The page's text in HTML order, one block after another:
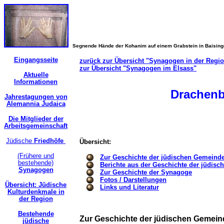
Segnende Hände der Kohanim auf einem Grabstein in
Eingangsseite
Aktuelle
Informationen
Jahrestagungen von
Alemannia Judaica
Die Mitglieder der
Arbeitsgemeinschaft
Jüdische Friedhöfe
(Frühere und
bestehende)
Synagogen
Übersicht: Jüdische
Kulturdenkmale in
der Region
Bestehende
jüdische
zurück zur Übersicht "Synagogen in der
zur Übersicht "Synagogen im Elsass"
Übersicht:
Zur Geschichte der jüdischen
Berichte aus der Geschichte der
Zur Geschichte der Synagoge
Fotos / Darstellungen
Links und Literatur
Zur Geschichte der jüdischen